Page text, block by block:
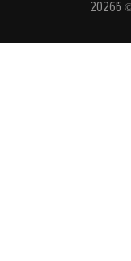
2026წ